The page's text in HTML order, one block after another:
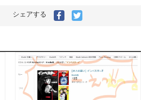
シェアする